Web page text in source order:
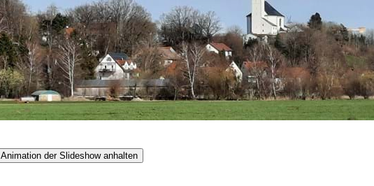
Animation der Slideshow anhalten